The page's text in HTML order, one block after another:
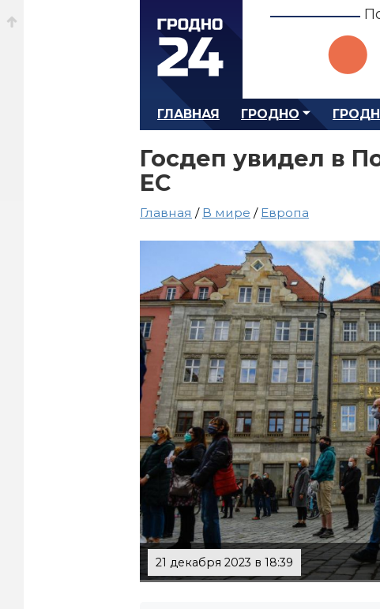
ГЛАВНАЯ ГРОДНО
Госдеп увидел в
ЕС
Главная / В мире / Европа
21 декабря 2023 в 18:39